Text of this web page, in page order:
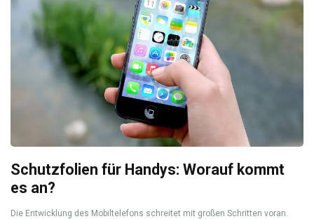
Schutzfolien für Handys: Worauf kommt
es an?
Die Entwicklung des Mobiltelefons schreitet mit großen Schritten voran.